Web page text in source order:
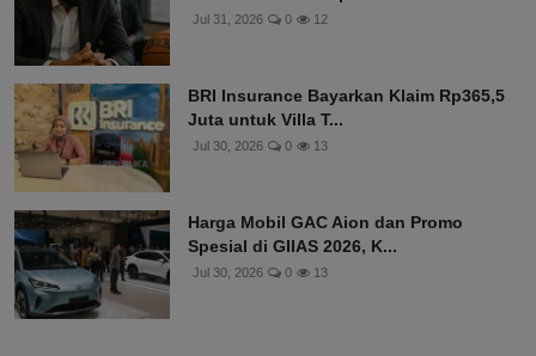
Jul 31, 2026 0 12
BRI Insurance Bayarkan Klaim Rp365,5
Juta untuk Villa T...
Jul 30, 2026 0 13
Harga Mobil GAC Aion dan Promo
Spesial di GIIAS 2026, K...
Jul 30, 2026 0 13